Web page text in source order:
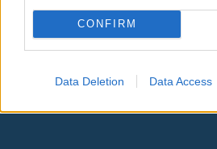
CONFIRM
Data Deletion Data Access
Leonardo Maria Del Vecchio